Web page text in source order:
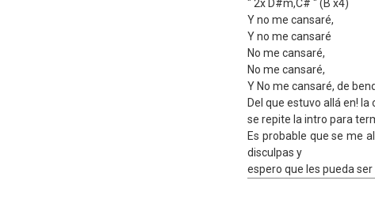
" 2x D#m,C# " (B x4)
Y no me cansaré,
Y no me cansaré
No me cansaré,
No me cansaré,
Y No me cansaré, de
Del que estuvo allá en! la
se repite la intro para
Es probable que se me
disculpas y
espero que les pueda